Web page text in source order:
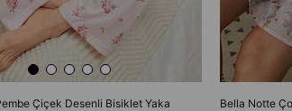
Çiçek Desenli Bisiklet Yaka
Bella Notte